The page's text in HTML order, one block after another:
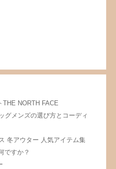
THE NORTH FACE
グメンズの選び方とコーディ
冬アウター 人気アイテム集
ですか？